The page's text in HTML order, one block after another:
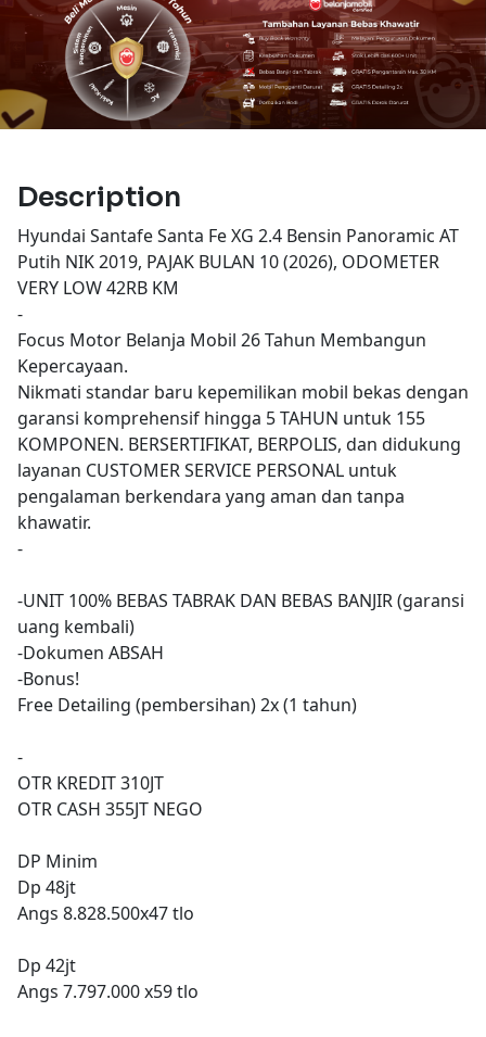
Description
Hyundai Santafe Santa Fe XG 2.4 Bensin Panoramic AT
Putih NIK 2019, PAJAK BULAN 10 (2026), ODOMETER
VERY LOW 42RB KM
-
Focus Motor Belanja Mobil 26 Tahun Membangun
Kepercayaan.
Nikmati standar baru kepemilikan mobil bekas dengan
garansi komprehensif hingga 5 TAHUN untuk 155
KOMPONEN. BERSERTIFIKAT, BERPOLIS, dan didukung
layanan CUSTOMER SERVICE PERSONAL untuk
pengalaman berkendara yang aman dan tanpa
khawatir.
-
-UNIT 100% BEBAS TABRAK DAN BEBAS BANJIR (garansi
uang kembali)
-Dokumen ABSAH
-Bonus!
Free Detailing (pembersihan) 2x (1 tahun)
-
OTR KREDIT 310JT
OTR CASH 355JT NEGO
DP Minim
Dp 48jt
Angs 8.828.500x47 tlo
Dp 42jt
Angs 7.797.000 x59 tlo